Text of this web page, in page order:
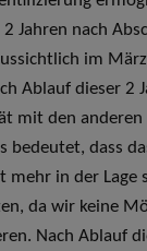
Jahren nach
im
Ablauf dieser 2
mit den anderen
bedeutet, dass
mehr in der Lage
da wir keine
Nach Ablauf